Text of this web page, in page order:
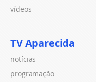
vídeos
TV Aparecida
notícias
programação